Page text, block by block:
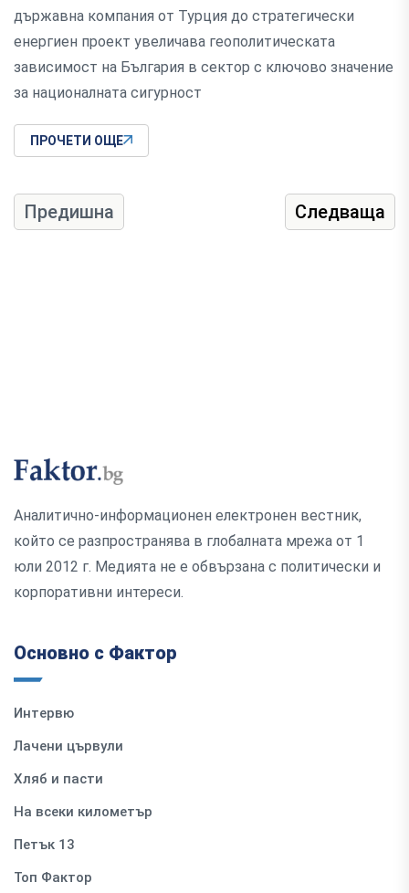
държавна компания от Турция до стратегически
енергиен проект увеличава геополитическата
зависимост на България в сектор с ключово значение
за националната сигурност
ПРОЧЕТИ ОЩЕ
Предишна Следваща
Аналитично-информационен електронен вестник,
който се разпространява в глобалната мрежа от 1
юли 2012 г. Медията не е обвързана с политически и
корпоративни интереси.
Основно с Фактор
Интервю
Лачени цървули
Хляб и пасти
На всеки километър
Петък 13
Топ Фактор